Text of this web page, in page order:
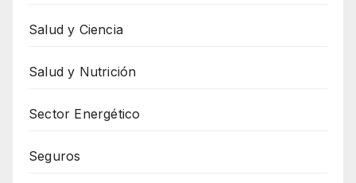
Salud y Ciencia
Salud y Nutrición
Sector Energético
Seguros